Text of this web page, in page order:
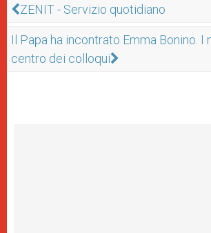
ZENIT - Servizio quotidiano
Il Papa ha incontrato Emma Bonino. I
centro dei colloqui